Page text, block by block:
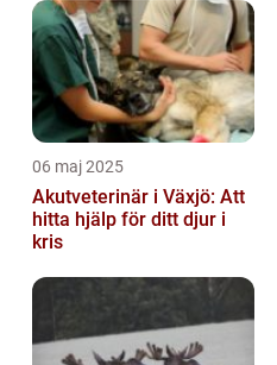
06 maj 2025
Akutveterinär i Växjö: Att
hitta hjälp för ditt djur i
kris